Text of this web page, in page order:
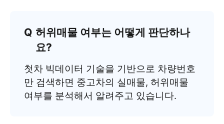
허위매물 여부는 어떻게 판단하나
요?
첫차 빅데이터 기술을 기반으로 차량번호
만 검색하면 중고차의 실매물, 허위매물
여부를 분석해서 알려주고 있습니다.